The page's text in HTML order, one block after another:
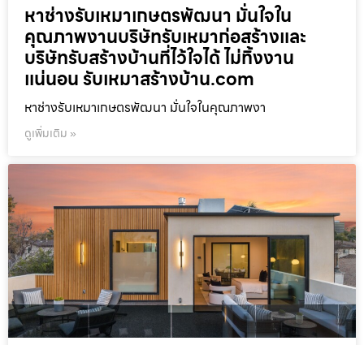
หาช่างรับเหมาเกษตรพัฒนา มั่นใจใน
คุณภาพงานบริษัทรับเหมาก่อสร้างและ
บริษัทรับสร้างบ้านที่ไว้ใจได้ ไม่ทิ้งงาน
แน่นอน รับเหมาสร้างบ้าน.com
หาช่างรับเหมาเกษตรพัฒนา มั่นใจในคุณภาพงา
ดูเพิ่มเติม »